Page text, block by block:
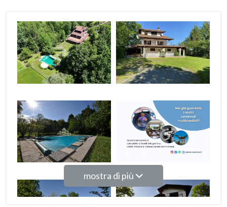
mostra di più
Giardino
Posto auto/Box
Ascensore
Arredato
Nuova costruzione